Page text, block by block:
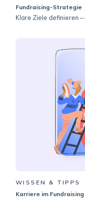
Fundraising-Strategie
Klare Ziele definieren
WISSEN & TIPPS
Karriere im Fundraising